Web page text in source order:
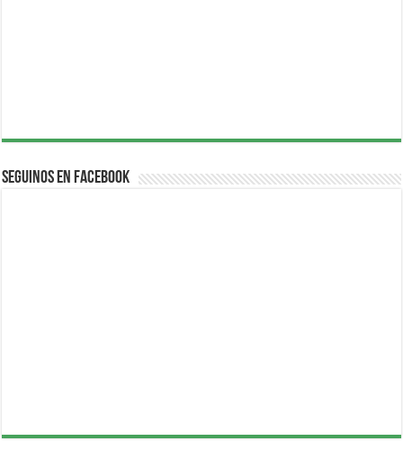
Seguinos en Facebook